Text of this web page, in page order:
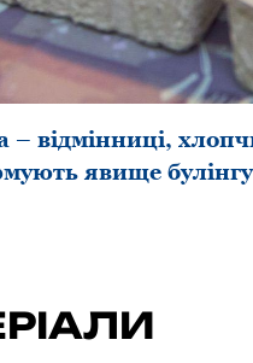
– відмінниці,
явище